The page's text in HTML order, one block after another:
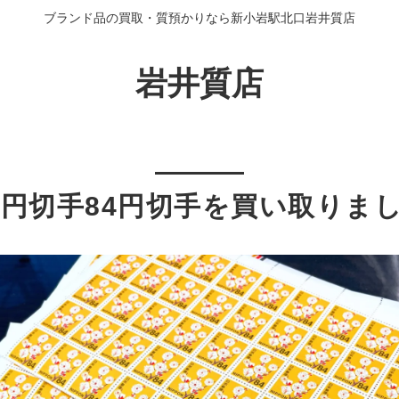
ブランド品の買取・質預かりなら新小岩駅北口岩井質店
岩井質店
切手84円切手を買い取りま